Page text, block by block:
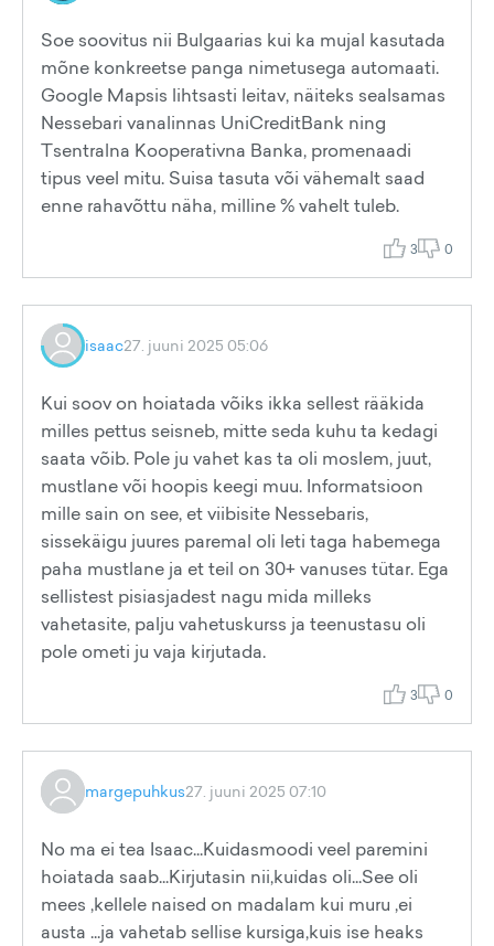
Soe soovitus nii Bulgaarias kui ka mujal kasutada
mõne konkreetse panga nimetusega automaati.
Google Mapsis lihtsasti leitav, näiteks sealsamas
Nessebari vanalinnas UniCreditBank ning
Tsentralna Kooperativna Banka, promenaadi
tipus veel mitu. Suisa tasuta või vähemalt saad
enne rahavõttu näha, milline % vahelt tuleb.
3 0
isaac27. juuni 2025 05:06
Kui soov on hoiatada võiks ikka sellest rääkida
milles pettus seisneb, mitte seda kuhu ta kedagi
saata võib. Pole ju vahet kas ta oli moslem, juut,
mustlane või hoopis keegi muu. Informatsioon
mille sain on see, et viibisite Nessebaris,
sissekäigu juures paremal oli leti taga habemega
paha mustlane ja et teil on 30+ vanuses tütar. Ega
sellistest pisiasjadest nagu mida milleks
vahetasite, palju vahetuskurss ja teenustasu oli
pole ometi ju vaja kirjutada.
3 0
margepuhkus27. juuni 2025 07:10
No ma ei tea Isaac...Kuidasmoodi veel paremini
hoiatada saab...Kirjutasin nii,kuidas oli...See oli
mees ,kellele naised on madalam kui muru ,ei
austa ...ja vahetab sellise kursiga,kuis ise heaks